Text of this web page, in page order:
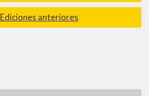
Ediciones anteriores